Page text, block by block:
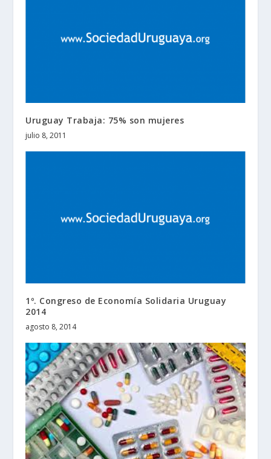
Uruguay Trabaja: 75% son mujeres
julio 8, 2011
1º. Congreso de Economía Solidaria Uruguay
2014
agosto 8, 2014